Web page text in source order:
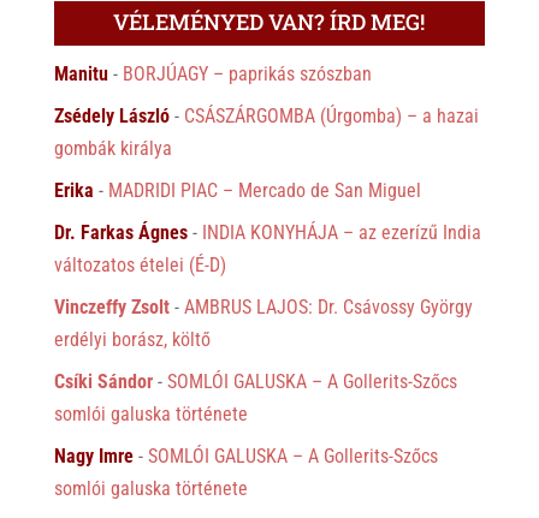
VÉLEMÉNYED VAN? ÍRD MEG!
Manitu- BORJÚAGY – paprikás szószban
Zsédely László- CSÁSZÁRGOMBA (Úrgomba) – a hazai
gombák királya
Erika - MADRIDI PIAC – Mercado de San Miguel
Dr. Farkas Ágnes- INDIA KONYHÁJA – az ezerízű India
változatos ételei (É-D)
Vinczeffy Zsolt- AMBRUS LAJOS: Dr. Csávossy György
erdélyi borász, költő
Csíki Sándor- SOMLÓI GALUSKA – A Gollerits-Szőcs
somlói galuska története
Nagy Imre- SOMLÓI GALUSKA – A Gollerits-Szőcs
somlói galuska története